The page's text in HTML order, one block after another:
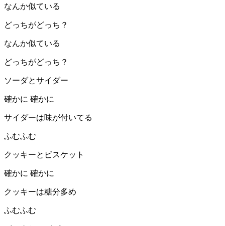
なんか似ている
どっちがどっち？
なんか似ている
どっちがどっち？
ソーダとサイダー
確かに 確かに
サイダーは味が付いてる
ふむふむ
クッキーとビスケット
確かに 確かに
クッキーは糖分多め
ふむふむ